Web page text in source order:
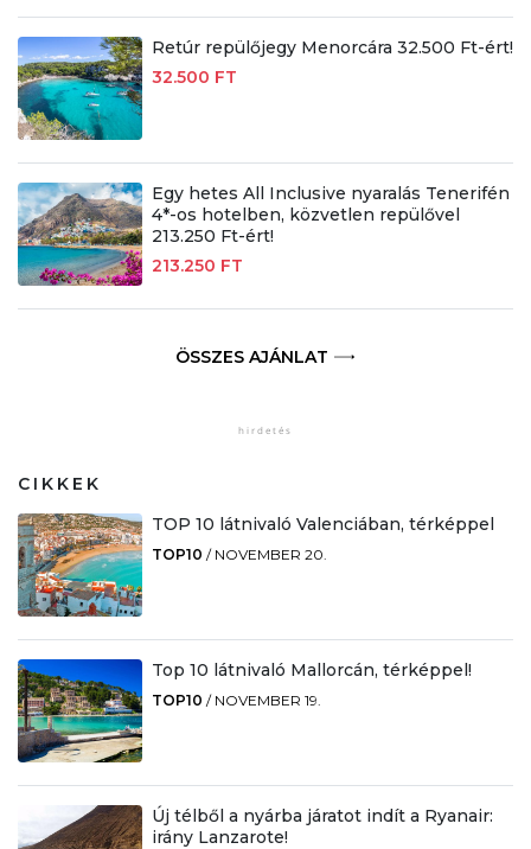
Retúr repülőjegy Menorcára 32.500 Ft-ért!
32.500 FT
Egy hetes All Inclusive nyaralás Tenerifén
4*-os hotelben, közvetlen repülővel
213.250 Ft-ért!
213.250 FT
ÖSSZES AJÁNLAT
CIKKEK
TOP 10 látnivaló Valenciában, térképpel
TOP10 / NOVEMBER 20.
Top 10 látnivaló Mallorcán, térképpel!
TOP10 / NOVEMBER 19.
Új télből a nyárba járatot indít a Ryanair:
irány Lanzarote!